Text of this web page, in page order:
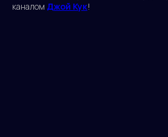
каналом Джой Кук!